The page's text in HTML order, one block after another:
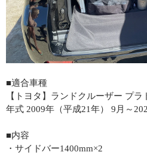
■適合車種
【トヨタ】ランドクルーザー プ
年式 2009年（平成21年） 9月～
■内容
・サイドバー1400mm×2